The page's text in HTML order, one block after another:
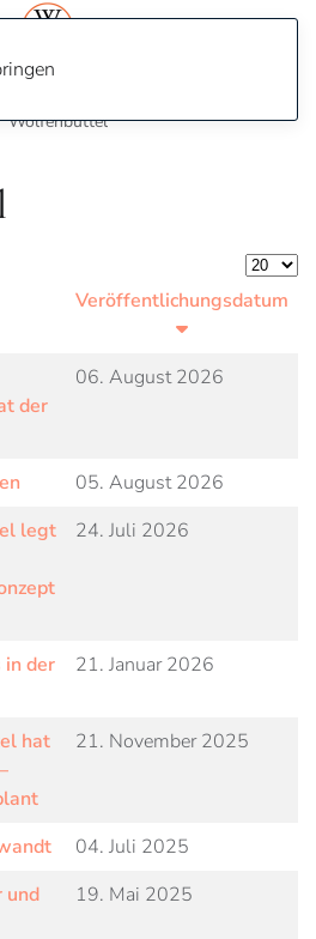
Wolfenbüttel
Veröffentlichungsdatum
der
06. August 2026
05. August 2026
legt
24. Juli 2026
der
21. Januar 2026
hat
21. November 2025
04. Juli 2025
und
19. Mai 2025